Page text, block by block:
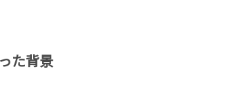
た背景